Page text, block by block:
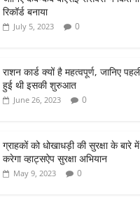
रिकॉर्ड बनाया
July 5, 2023 0
राशन कार्ड क्यों है महत्वपूर्ण, जानिए
हुई थी इसकी शुरुआत
June 26, 2023 0
ग्राहकों को धोखाधड़ी की सुरक्षा के बारे में
करेगा व्हाट्सऐप सुरक्षा अभियान
May 9, 2023 0